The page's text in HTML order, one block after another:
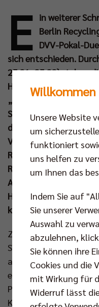
E in weiterer
Berlin
DVV-Pokal-
sich entschieden.
25:21, 25:22) stehen
Halbfinale. Der
„LüneHünen“ lockte
Schmeling-Halle und
das nächste
Viel wichtiger aber
Runde für den
Reichert mit gezielten
Aufschläge eine
Headcoach Joel
kniffligen Pokalabend
Zum dritten Mal in
SVG Lüneburg zum
auf sein A-Team,
einer Erkältung
Performance gegen
Knigge wieder seinen
Willkommen
Unsere Website
um
funktioniert
uns helfen zu
um Ihnen das
Indem Sie auf
Sie unserer
Auswahl zu
abzulehnen,
Sie können ihre
Cookies und die
mit Wirkung für
Widerruf lässt